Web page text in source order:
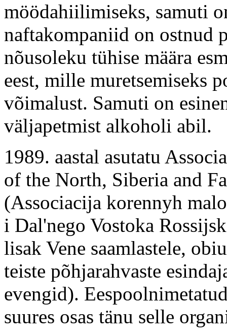
möödahiilimiseks, samuti
naftakompaniid on ostnud
nõusoleku tühise määra
eest, mille muretsemiseks
võimalust. Samuti on
väljapetmist alkoholi abil.
1989. aastal asutatu
of the North, Siberia and
(Associacija korennyh
i Dal'nego Vostoka
lisak Vene saamlastele,
teiste põhjarahvaste
evengid).
suures osas tänu selle